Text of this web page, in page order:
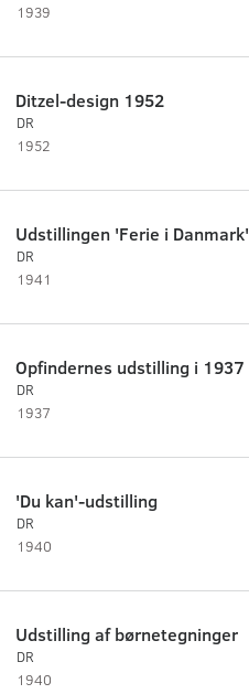
1939
Ditzel-design 1952
DR
1952
Udstillingen 'Ferie i Danmark'
DR
1941
Opfindernes udstilling i 1937
DR
1937
'Du kan'-udstilling
DR
1940
Udstilling af børnetegninger
DR
1940